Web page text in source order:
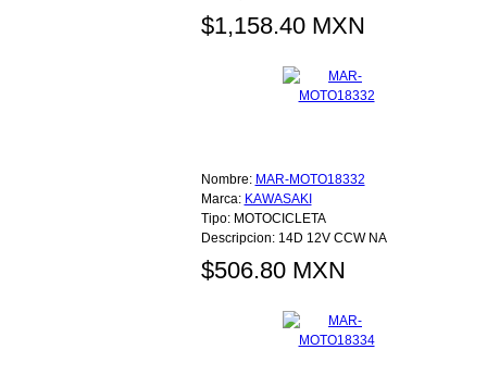
$1,158.40 MXN
Nombre: MAR-MOTO18332
Marca: KAWASAKI
Tipo: MOTOCICLETA
Descripcion: 14D 12V CCW NA
$506.80 MXN